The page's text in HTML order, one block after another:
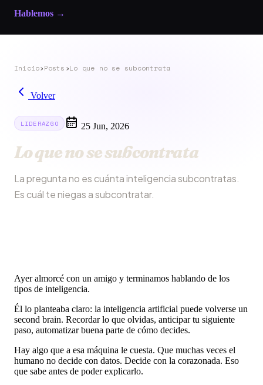
Hablemos →
Inicio›Posts ›Lo que no se subcontrata
Volver
LIDERAZGO 25 Jun, 2026
Lo que no se subcontrata
La pregunta no es cuánta inteligencia subcontratas.
Es cuál te niegas a subcontratar.
Ayer almorcé con un amigo y terminamos hablando de los
tipos de inteligencia.
Él lo planteaba claro: la inteligencia artificial puede volverse un
second brain. Recordar lo que olvidas, anticipar tu siguiente
paso, automatizar buena parte de cómo decides.
Hay algo que a esa máquina le cuesta. Que muchas veces el
humano no decide con datos. Decide con la corazonada. Eso
que sabe antes de poder explicarlo.